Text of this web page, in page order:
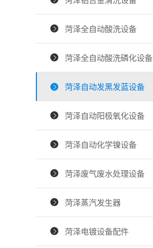
菏泽全自动酸洗设备
菏泽全自动酸洗磷化设备
菏泽自动发黑发蓝设备
菏泽自动阳极氧化设备
菏泽自动化学镍设备
菏泽废气废水处理设备
菏泽蒸汽发生器
菏泽电镀设备配件